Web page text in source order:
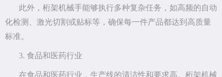
此外，桁架机械手能够执行多种复杂任务，如高频的自动
化检测、激光切割或贴标等，确保每一件产品都达到高质量
标准。
3. 食品和医药行业
在食品和医药行业，生产线的清洁性和要求高。桁架机械